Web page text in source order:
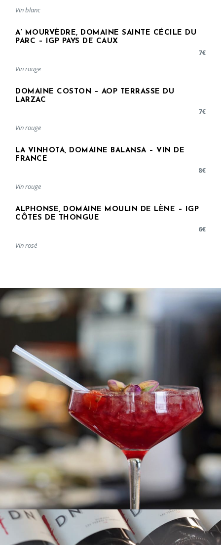
Vin blanc
A’ MOURVÈDRE, DOMAINE SAINTE CÉCILE DU
PARC – IGP PAYS DE CAUX
7€
Vin rouge
DOMAINE COSTON – AOP TERRASSE DU
LARZAC
7€
Vin rouge
LA VINHOTA, DOMAINE BALANSA – VIN DE
FRANCE
8€
Vin rouge
ALPHONSE, DOMAINE MOULIN DE LÈNE – IGP
CÔTES DE THONGUE
6€
Vin rosé